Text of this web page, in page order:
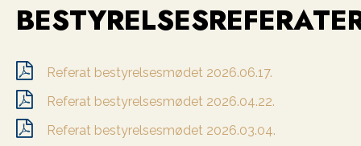
Referat bestyrelsesmødet 2026.06.17.
Referat bestyrelsesmødet 2026.04.22.
Referat bestyrelsesmødet 2026.03.04.